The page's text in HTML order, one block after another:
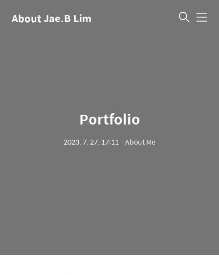
About Jae.B Lim 메
Portfolio
2023. 7. 27. 17:11 ㆍ About Me